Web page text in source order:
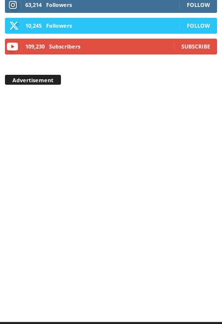
63,214 Followers FOLLOW
10,245 Followers FOLLOW
109,230 Subscribers SUBSCRIBE
Advertisement